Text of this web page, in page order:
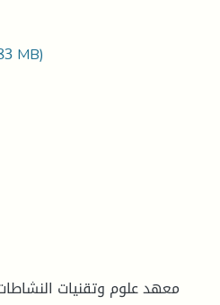
MB)
معهد علوم وتقنيات